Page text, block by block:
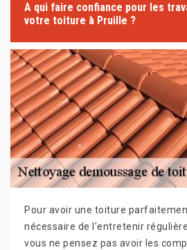
A qui faire confiance pour les
votre toiture à Pruille ?
Pour avoir une toiture
nécessaire de l'entretenir
vous ne pensez pas avoir les